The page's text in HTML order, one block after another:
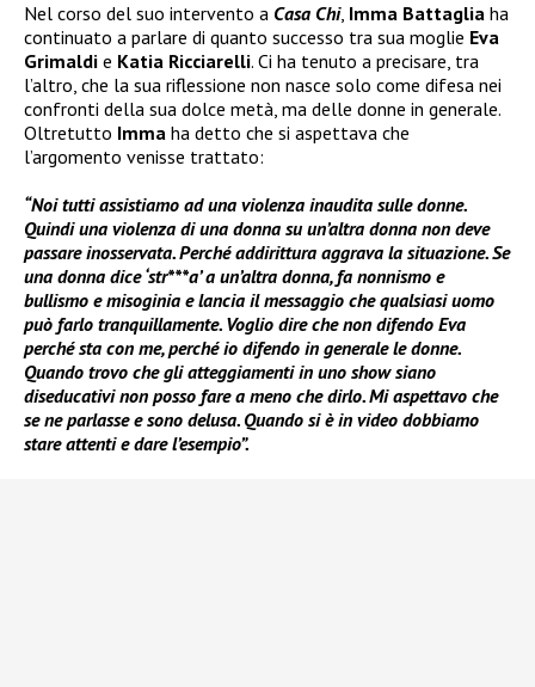
Nel corso del suo intervento a Casa Chi, Imma Battaglia ha
continuato a parlare di quanto successo tra sua moglie Eva
Grimaldi e Katia Ricciarelli. Ci ha tenuto a precisare, tra
l’altro, che la sua riflessione non nasce solo come difesa nei
confronti della sua dolce metà, ma delle donne in generale.
Oltretutto Imma ha detto che si aspettava che
l’argomento venisse trattato:
“Noi tutti assistiamo ad una violenza inaudita sulle donne.
Quindi una violenza di una donna su un’altra donna non deve
passare inosservata. Perché addirittura aggrava la situazione. Se
una donna dice ‘str***a’ a un’altra donna, fa nonnismo e
bullismo e misoginia e lancia il messaggio che qualsiasi uomo
può farlo tranquillamente. Voglio dire che non difendo Eva
perché sta con me, perché io difendo in generale le donne.
Quando trovo che gli atteggiamenti in uno show siano
diseducativi non posso fare a meno che dirlo. Mi aspettavo che
se ne parlasse e sono delusa. Quando si è in video dobbiamo
stare attenti e dare l’esempio”.